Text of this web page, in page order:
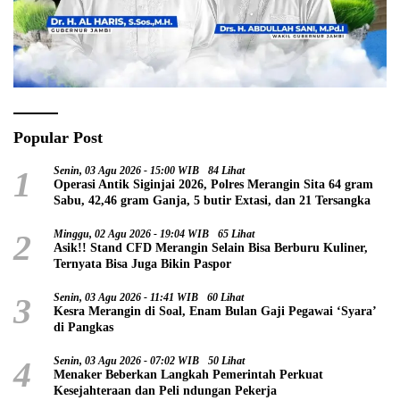
Popular Post
1 Senin, 03 Agu 2026 - 15:00 WIB 84 Lihat
Operasi Antik Siginjai 2026, Polres Merangin Sita 64 gram
Sabu, 42,46 gram Ganja, 5 butir Extasi, dan 21 Tersangka
2 Minggu, 02 Agu 2026 - 19:04 WIB 65 Lihat
Asik!! Stand CFD Merangin Selain Bisa Berburu Kuliner,
Ternyata Bisa Juga Bikin Paspor
3 Senin, 03 Agu 2026 - 11:41 WIB 60 Lihat
Kesra Merangin di Soal, Enam Bulan Gaji Pegawai ‘Syara’
di Pangkas
4 Senin, 03 Agu 2026 - 07:02 WIB 50 Lihat
Menaker Beberkan Langkah Pemerintah Perkuat
Kesejahteraan dan Peli ndungan Pekerja